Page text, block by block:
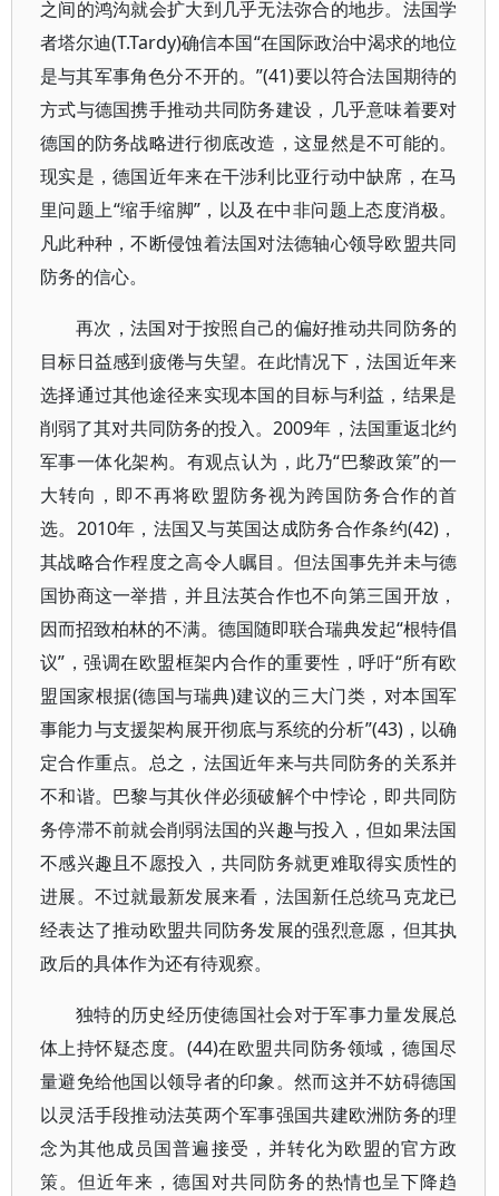
之间的鸿沟就会扩大到几乎无法弥合的地步。法国学
者塔尔迪(T.Tardy)确信本国“在国际政治中渴求的地位
是与其军事角色分不开的。”(41)要以符合法国期待的
方式与德国携手推动共同防务建设，几乎意味着要对
德国的防务战略进行彻底改造，这显然是不可能的。
现实是，德国近年来在干涉利比亚行动中缺席，在马
里问题上“缩手缩脚”，以及在中非问题上态度消极。
凡此种种，不断侵蚀着法国对法德轴心领导欧盟共同
防务的信心。
再次，法国对于按照自己的偏好推动共同防务的
目标日益感到疲倦与失望。在此情况下，法国近年来
选择通过其他途径来实现本国的目标与利益，结果是
削弱了其对共同防务的投入。2009年，法国重返北约
军事一体化架构。有观点认为，此乃“巴黎政策”的一
大转向，即不再将欧盟防务视为跨国防务合作的首
选。2010年，法国又与英国达成防务合作条约(42)，
其战略合作程度之高令人瞩目。但法国事先并未与德
国协商这一举措，并且法英合作也不向第三国开放，
因而招致柏林的不满。德国随即联合瑞典发起“根特倡
议”，强调在欧盟框架内合作的重要性，呼吁“所有欧
盟国家根据(德国与瑞典)建议的三大门类，对本国军
事能力与支援架构展开彻底与系统的分析”(43)，以确
定合作重点。总之，法国近年来与共同防务的关系并
不和谐。巴黎与其伙伴必须破解个中悖论，即共同防
务停滞不前就会削弱法国的兴趣与投入，但如果法国
不感兴趣且不愿投入，共同防务就更难取得实质性的
进展。不过就最新发展来看，法国新任总统马克龙已
经表达了推动欧盟共同防务发展的强烈意愿，但其执
政后的具体作为还有待观察。
独特的历史经历使德国社会对于军事力量发展总
体上持怀疑态度。(44)在欧盟共同防务领域，德国尽
量避免给他国以领导者的印象。然而这并不妨碍德国
以灵活手段推动法英两个军事强国共建欧洲防务的理
念为其他成员国普遍接受，并转化为欧盟的官方政
策。但近年来，德国对共同防务的热情也呈下降趋